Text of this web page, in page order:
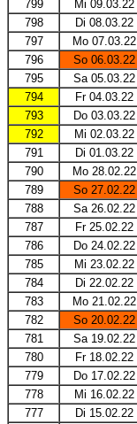
799
Mi 09.03.22
798
Di 08.03.22
797
Mo 07.03.22
796
So 06.03.22
795
Sa 05.03.22
794
Fr 04.03.22
793
Do 03.03.22
792
Mi 02.03.22
791
Di 01.03.22
790
Mo 28.02.22
789
So 27.02.22
788
Sa 26.02.22
787
Fr 25.02.22
786
Do 24.02.22
785
Mi 23.02.22
784
Di 22.02.22
783
Mo 21.02.22
782
So 20.02.22
781
Sa 19.02.22
780
Fr 18.02.22
779
Do 17.02.22
778
Mi 16.02.22
777
Di 15.02.22